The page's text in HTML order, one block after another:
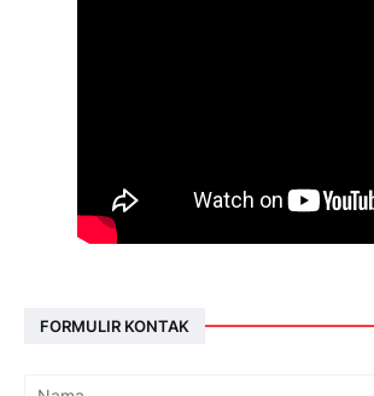
FORMULIR KONTAK